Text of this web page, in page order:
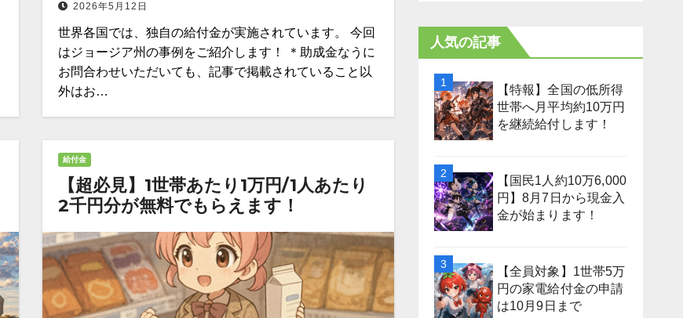
2026年5月12日
世界各国では、独自の給付金が実施されています。 今回
はジョージア州の事例をご紹介します！ ＊助成金なうに
お問合わせいただいても、記事で掲載されていること以
外はお…
給付金
【超必見】1世帯あたり1万円/1人あたり
2千円分が無料でもらえます！
人気の記事
【特報】全国の低所得
世帯へ月平均約10万円
を継続給付します！
【国民1人約10万6,000
円】8月7日から現金入
金が始まります！
【全員対象】1世帯5万
円の家電給付金の申請
は10月9日まで